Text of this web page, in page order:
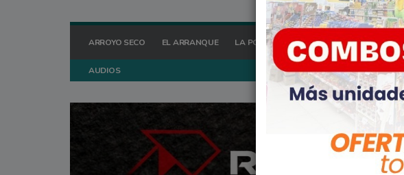
ARROYO SECO EL ARRANQUE LA POSTA HOY OCIO DEPORTES
AUDIOS